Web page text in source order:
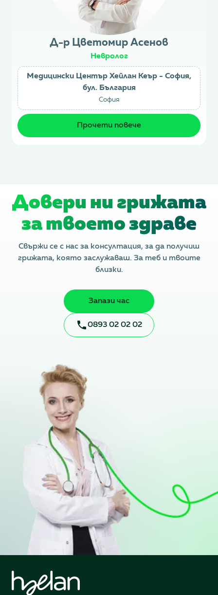
Д-р Цветомир Асенов
Невролог
Медицински Център Хейлан Кеър - София,
бул. България
София
Прочети повече
Довери ни грижата
за твоето здраве
Свържи се с нас за консултация, за да получиш
грижата, която заслужаваш. За теб и твоите
близки.
Запази час
0893 02 02 02